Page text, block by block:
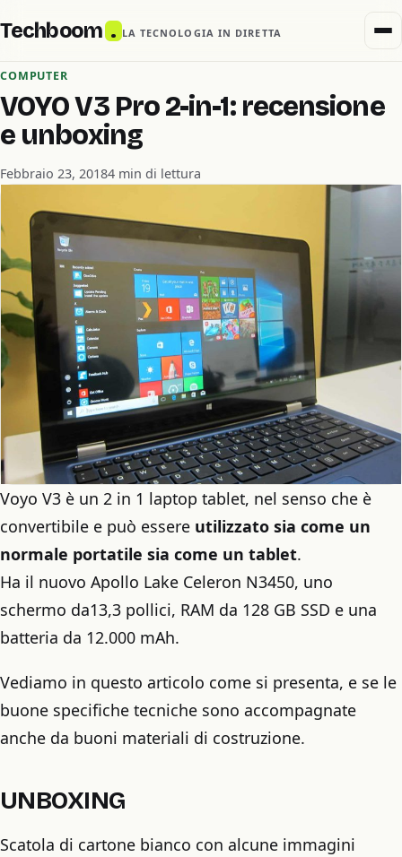
Techboom . LA TECNOLOGIA IN DIRETTA
COMPUTER
VOYO V3 Pro 2-in-1: recensione
e unboxing
Febbraio 23, 20184 min di lettura
Voyo V3 è un 2 in 1 laptop tablet, nel senso che è
convertibile e può essere utilizzato sia come un
normale portatile sia come un tablet.
Ha il nuovo Apollo Lake Celeron N3450, uno
schermo da13,3 pollici, RAM da 128 GB SSD e una
batteria da 12.000 mAh.
Vediamo in questo articolo come si presenta, e se le
buone specifiche tecniche sono accompagnate
anche da buoni materiali di costruzione.
UNBOXING
Scatola di cartone bianco con alcune immagini